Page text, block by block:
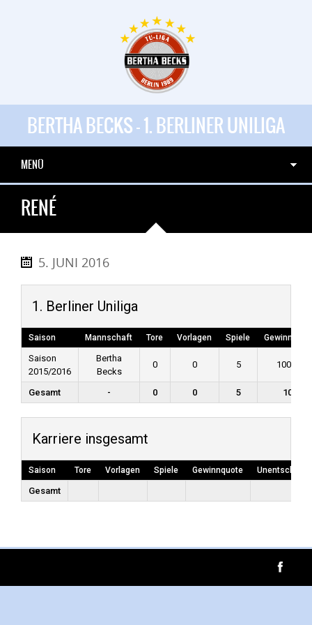
BERTHA BECKS - 1. BERLINER UNILIGA
MENÜ
RENÉ
5. JUNI 2016
1. Berliner Uniliga
Saison Mannschaft Tore Vorlagen Spiele
Saison
2015/2016
Bertha
Becks
0 0 5 100.00
Gesamt - 0 0 5 100
Karriere insgesamt
Saison Tore Vorlagen Spiele Gewinnquote
Gesamt